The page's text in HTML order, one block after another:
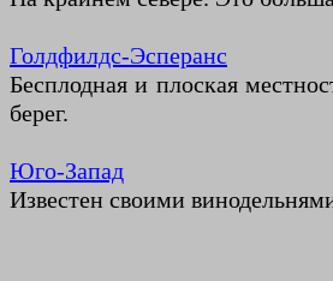
Голдфилдс-Эсперанс
Бесплодная и плоская
берег.
Юго-Запад
Известен своими